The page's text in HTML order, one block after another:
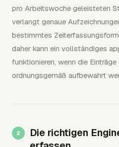
pro Arbeitswoche geleisteten
verlangt genaue
bestimmtes
daher kann ein vollständiges
funktionieren, wenn die
ordnungsgemäß aufbewahrt
Die richtigen